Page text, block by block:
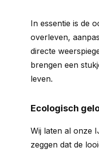
In essentie is de
overleven,
directe
brengen een
leven.
Ecologisch
Wij laten al onze
zeggen dat de